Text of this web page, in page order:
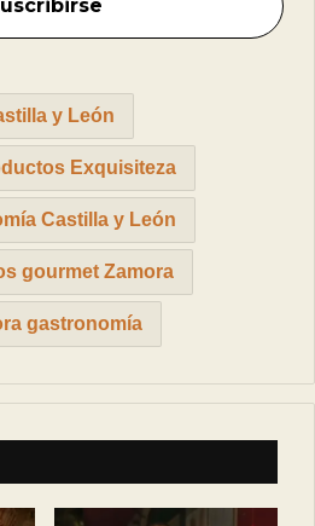
y León
Exquisiteza
Castilla y León
gourmet Zamora
gastronomía